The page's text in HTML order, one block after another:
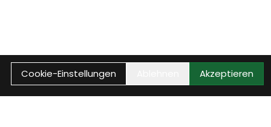
Cookie-Einstellungen Akzeptieren